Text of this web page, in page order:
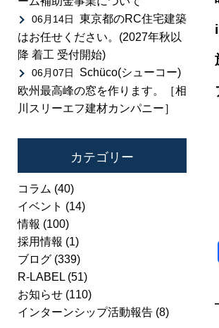
06月14日
東京都のRC住宅建築
はお任せください。(2027年秋以
降 着工 受付開始)
06月07日
Schüco(シューコー)
欧州最高峰の窓を作ります。［相
川スリーエフ建材カンパニー］
カテゴリー
コラム (40)
イベント (14)
情報 (100)
採用情報 (1)
ブログ (339)
R-LABEL (51)
お知らせ (110)
インターンシップ活動報告 (8)